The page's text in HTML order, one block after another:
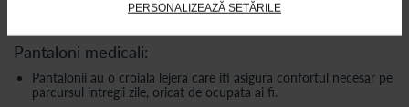
PERSONALIZEAZĂ SETĂRILE
pixul sau orice alt dispozitiv necesar, fara sa ai mainile ocupate.
Pantaloni medicali:
Pantalonii au o croiala lejera care iti asigura confortul necesar pe
parcursul intregii zile, oricat de ocupata ai fi.